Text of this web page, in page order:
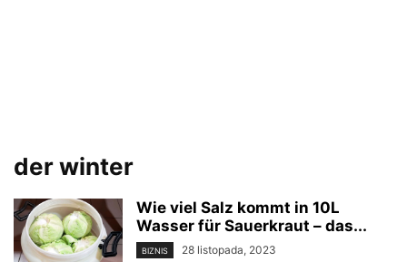
der winter
Wie viel Salz kommt in 10L
Wasser für Sauerkraut – das...
BIZNIS 28 listopada, 2023